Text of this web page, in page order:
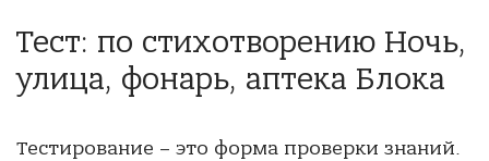
Тест: по стихотворению Ночь,
улица, фонарь, аптека Блока
Тестирование – это форма проверки знаний.